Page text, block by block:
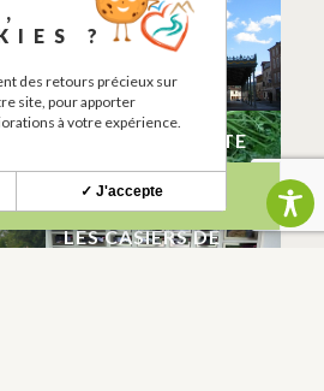
POINT D’EAU
POTABLE
CAZERES
LA BONNE BOTTE
CAZERES
LES CASIERS DE
?
des retours précieux sur
site, pour apporter
à votre expérience.
✓ J'accepte